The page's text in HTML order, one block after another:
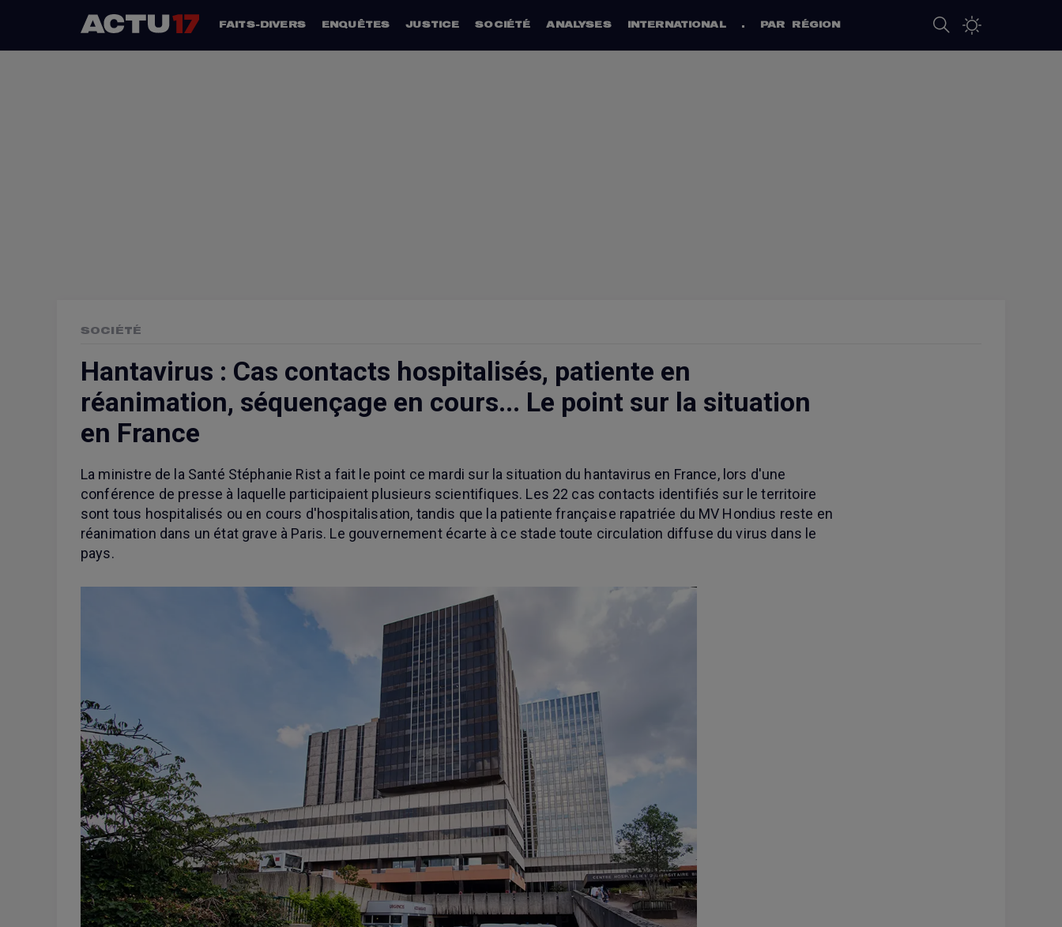
FAITS-DIVERS ENQUÊTES JUSTICE SOCIÉTÉ ANALYSES INTERNATIONAL PAR RÉGION
SOCIÉTÉ
Hantavirus : Cas contacts hospitalisés, patiente en
réanimation, séquençage en cours... Le point sur la situation
en France
La ministre de la Santé Stéphanie Rist a fait le point ce mardi sur la situation du hantavirus en France, lors d'une
conférence de presse à laquelle participaient plusieurs scientifiques. Les 22 cas contacts identifiés sur le territoire
sont tous hospitalisés ou en cours d'hospitalisation, tandis que la patiente française rapatriée du MV Hondius reste en
réanimation dans un état grave à Paris. Le gouvernement écarte à ce stade toute circulation diffuse du virus dans le
pays.